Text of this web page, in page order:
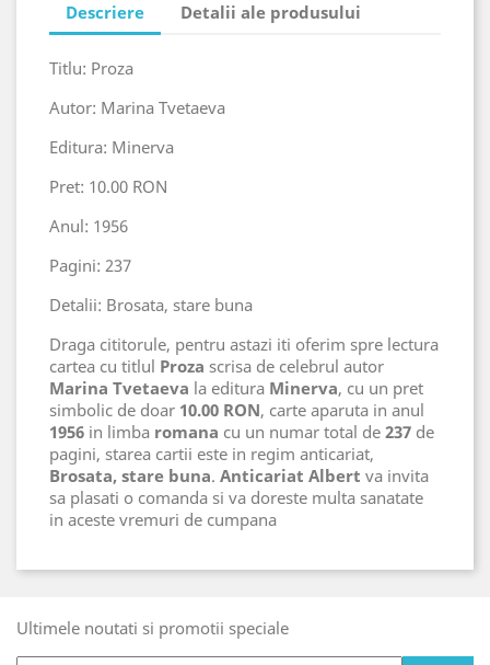
Descriere Detalii ale produsului
Titlu: Proza
Autor: Marina Tvetaeva
Editura: Minerva
Pret: 10.00 RON
Anul: 1956
Pagini: 237
Detalii: Brosata, stare buna
Draga cititorule, pentru astazi iti oferim spre lectura
cartea cu titlul Proza scrisa de celebrul autor
Marina Tvetaeva la editura Minerva, cu un pret
simbolic de doar 10.00 RON, carte aparuta in anul
1956 in limba romana cu un numar total de 237 de
pagini, starea cartii este in regim anticariat,
Brosata, stare buna. Anticariat Albert va invita
sa plasati o comanda si va doreste multa sanatate
in aceste vremuri de cumpana
Ultimele noutati si promotii speciale